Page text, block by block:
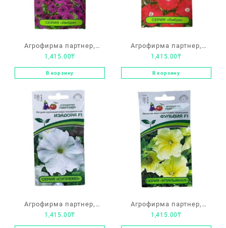
Агрофирма партнер,
петуния F1, «Габриэла»
1,415.00₸
В корзину
Агрофирма партнер,
петуния F1, «Вителия»
1,415.00₸
В корзину
Агрофирма партнер,
петуния F1, «Изадора»
1,415.00₸
Агрофирма партнер,
петуния F1, «Фульвия»
1,415.00₸